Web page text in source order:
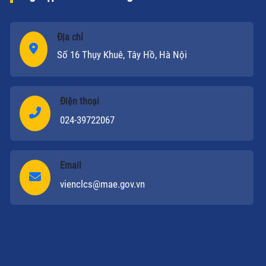
Hợp Quốc đã được bàn thảo.
Địa chỉ
Số 16 Thụy Khuê, Tây Hồ, Hà Nội
Điện thoại
024-39722067
Email
vienclcs@mae.gov.vn